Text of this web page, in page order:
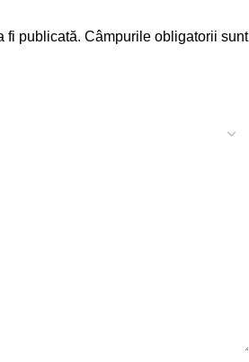
fi publicată. Câmpurile obligatorii sunt